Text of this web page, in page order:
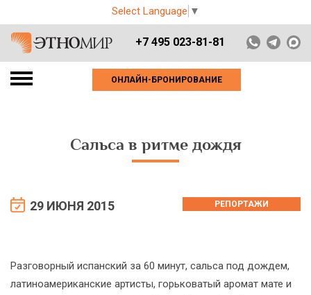
Select Language ▼
+7 495 023-81-81
ОНЛАЙН-БРОНИРОВАНИЕ
Сальса в ритме дождя
29 ИЮНЯ 2015 РЕПОРТАЖИ
Разговорный испанский за 60 минут, сальса под дождем,
латиноамериканские артисты, горьковатый аромат мате и